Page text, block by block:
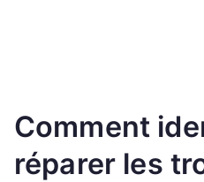
Comment
réparer les